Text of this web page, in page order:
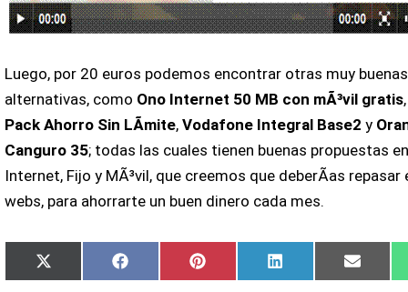
Luego, por 20 euros podemos encontrar otras muy buenas
alternativas, como Ono Internet 50 MB con mÃ³vil gratis
Pack Ahorro Sin LÃ­mite,Vodafone Integral Base2 y
Canguro 35; todas las cuales tienen buenas propuestas
Internet, Fijo y MÃ³vil, que creemos que deberÃ­as repasar
webs, para ahorrarte un buen dinero cada mes.
Compartir
en
X
(Twitter)
Compartir
en
Facebook
Compartir
en
Pinterest
Compartir
en
LinkedIn
en
Email